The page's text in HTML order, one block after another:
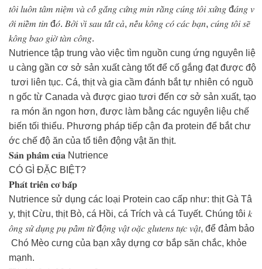
𝑡𝑜̂𝑖 𝑙𝑢𝑜̂𝑛 𝑡𝑎̂𝑚 𝑛𝑖𝑒̣̂𝑚 𝑣𝑎̀ 𝑐𝑜̂́ 𝑔𝑎̆́𝑛𝑔 𝑐𝑢̛́𝑛𝑔 𝑚𝑖𝑛 𝑟𝑎̆̀𝑛𝑔 𝑐𝑢́𝑛𝑔 𝑡𝑜̂𝑖 𝑥𝑢̛́𝑛𝑔 đ𝑎́𝑛𝑔 𝑣
𝑜̛́𝑖 𝑛𝑖𝑒̂̀𝑚 𝑡𝑖𝑛 đ𝑜́. 𝐵𝑜̛̉𝑖 𝑣𝑖̀ 𝑠𝑎𝑢 𝑡𝑎̂́𝑡 𝑐𝑎̉, 𝑛𝑒̂́𝑢 𝑘𝑜̂𝑛𝑔 𝑐𝑜́ 𝑐𝑎́𝑐 𝑏𝑎̣𝑛, 𝑐𝑢́𝑛𝑔 𝑡𝑜̂𝑖 𝑠𝑒̃
𝑘𝑜̂𝑛𝑔 𝑏𝑎𝑜 𝑔𝑖𝑜̛̀ 𝑡𝑎̀𝑛 𝑐𝑜̂𝑛𝑔.
Nutrience tập trung vào việc tìm nguồn cung ứng nguyên liệ
u càng gần cơ sở sản xuất càng tốt để cố gắng đạt được độ
tươi liên tục. Cá, thịt và gia cầm đánh bắt tự nhiên có nguồ
n gốc từ Canada và được giao tươi đến cơ sở sản xuất, tạo
ra món ăn ngon hơn, được làm bằng các nguyên liệu chế
biến tối thiểu. Phương pháp tiếp cận đa protein để bắt chư
ớc chế độ ăn của tổ tiên động vật ăn thịt.
𝐒𝐚̉𝐧 𝐩𝐡𝐚̂̉𝐦 𝐜𝐮̉𝐚 Nutrience
CÓ GÌ ĐẶC BIỆT?
𝐏𝐡𝐚́𝐭 𝐭𝐫𝐢𝐞̂̉𝐧 𝐜𝐨̛ 𝐛𝐚̆́𝐩
Nutrience sử dụng các loại Protein cao cấp như: thịt Gà Tâ
y, thịt Cừu, thịt Bò, cá Hồi, cá Trích và cá Tuyết. Chúng tôi 𝑘
𝑜̂𝑛𝑔 𝑠𝑢̛̉ 𝑑𝑢̣𝑛𝑔 𝑝𝑢̣ 𝑝𝑎̂̉𝑚 𝑡𝑢̛̀ đ𝑜̣̂𝑛𝑔 𝑣𝑎̣̂𝑡 𝑜𝑎̣̆𝑐 𝑔𝑙𝑢𝑡𝑒𝑛𝑠 𝑡𝑢̛̣𝑐 𝑣𝑎̣̂𝑡, để đảm bảo
Chó Mèo cưng của bạn xây dựng cơ bắp săn chắc, khỏe
mạnh.